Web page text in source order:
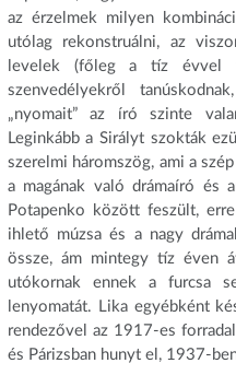
az érzelmek milyen
utólag rekonstruálni, az
levelek (főleg a tíz évvel
szenvedélyekről
„nyomait” az író szinte
Leginkább a Sirályt szokták
szerelmi háromszög, ami a
a magának való drámaíró és
Potapenko között feszült,
ihlető múzsa és a nagy
össze, ám mintegy tíz éven
utókornak ennek a furcsa
lenyomatát. Lika egyébként
rendezővel az 1917-es
és Párizsban hunyt el, 1937-